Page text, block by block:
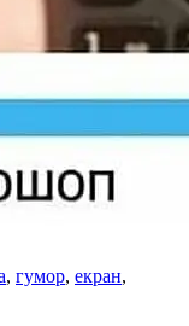
, гумор, екран,